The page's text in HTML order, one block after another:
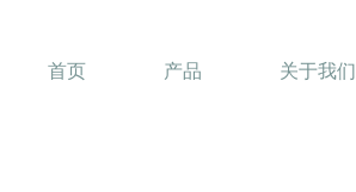
首页 产品 关于我们